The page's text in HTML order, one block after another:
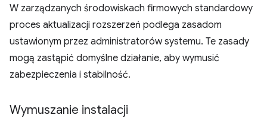
W zarządzanych środowiskach firmowych standardowy
proces aktualizacji rozszerzeń podlega zasadom
ustawionym przez administratorów systemu. Te zasady
mogą zastąpić domyślne działanie, aby wymusić
zabezpieczenia i stabilność.
Wymuszanie instalacji